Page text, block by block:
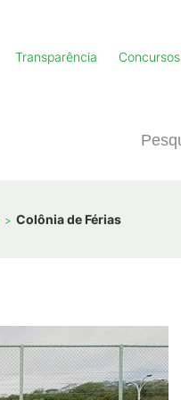
Transparência Concursos
Colônia de Férias